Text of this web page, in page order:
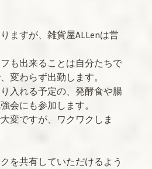
ますが、雑貨屋ALLenは営
も出来ることは自分たちで
変わらず出勤します。
入れる予定の、発酵食や腸
会にも参加します。
変ですが、ワクワクしま
を共有していただけるよう